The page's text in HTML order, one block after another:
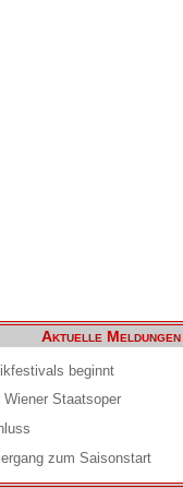
Aktuelle Meldungen
beginnt
Wiener Staatsoper
zum Saisonstart